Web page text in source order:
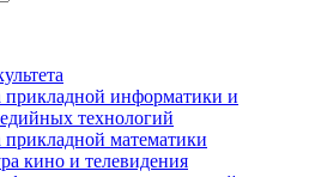
прикладной информатики и
технологий
прикладной математики
кино и телевидения